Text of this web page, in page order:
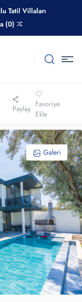
Tatil Villaları
(0)
Paylaş
Favoriye
Ekle
Galeri